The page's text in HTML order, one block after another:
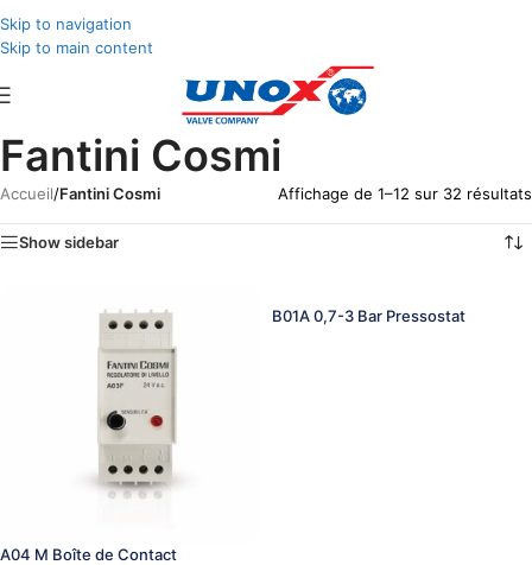
Skip to navigation
Skip to main content
Fantini Cosmi
Accueil/Fantini Cosmi Affichage de 1–12 sur 32 résultats
Show sidebar
A04 M Boîte de Contact
B01A 0,7-3 Bar Pressostat